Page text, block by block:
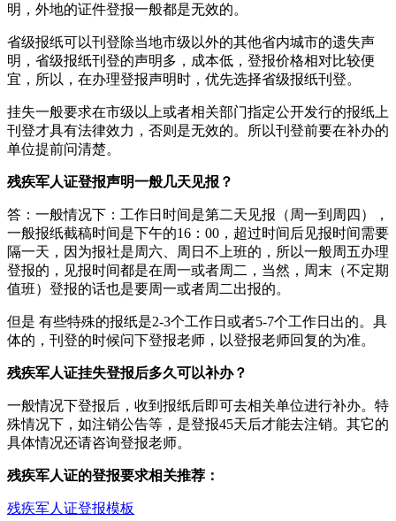
明，外地的证件登报一般都是无效的。
省级报纸可以刊登除当地市级以外的其他省内城市的遗失声
明，省级报纸刊登的声明多，成本低，登报价格相对比较便
宜，所以，在办理登报声明时，优先选择省级报纸刊登。
挂失一般要求在市级以上或者相关部门指定公开发行的报纸上
刊登才具有法律效力，否则是无效的。所以刊登前要在补办的
单位提前问清楚。
残疾军人证登报声明一般几天见报？
答：一般情况下：工作日时间是第二天见报（周一到周四），
一般报纸截稿时间是下午的16：00，超过时间后见报时间需要
隔一天，因为报社是周六、周日不上班的，所以一般周五办理
登报的，见报时间都是在周一或者周二，当然，周末（不定期
值班）登报的话也是要周一或者周二出报的。
但是 有些特殊的报纸是2-3个工作日或者5-7个工作日出的。具
体的，刊登的时候问下登报老师，以登报老师回复的为准。
残疾军人证挂失登报后多久可以补办？
一般情况下登报后，收到报纸后即可去相关单位进行补办。特
殊情况下，如注销公告等，是登报45天后才能去注销。其它的
具体情况还请咨询登报老师。
残疾军人证的登报要求相关推荐：
残疾军人证登报模板